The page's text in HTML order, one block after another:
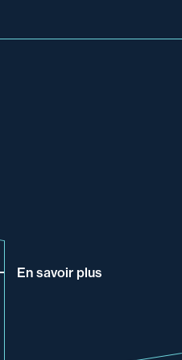
En savoir plus